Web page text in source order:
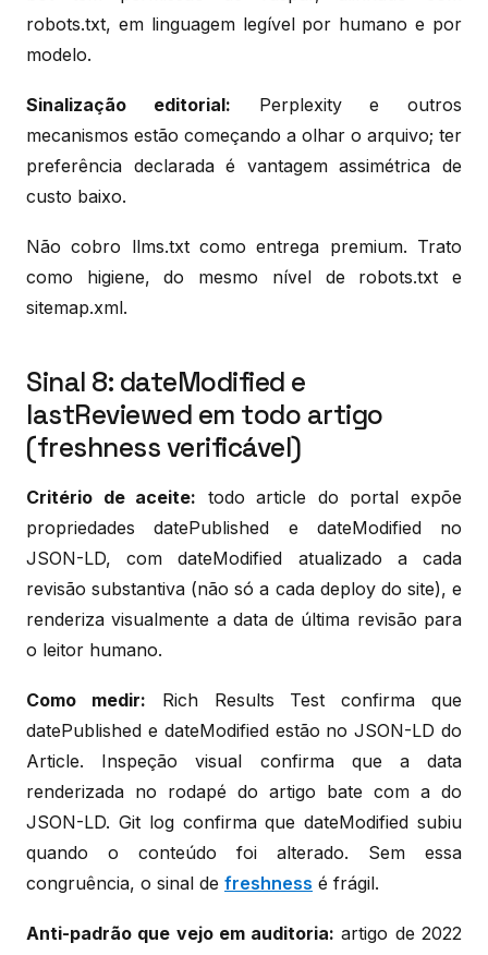
robots.txt, em linguagem legível por humano e por
modelo.
Sinalização editorial: Perplexity e outros
mecanismos estão começando a olhar o arquivo; ter
preferência declarada é vantagem assimétrica de
custo baixo.
Não cobro llms.txt como entrega premium. Trato
como higiene, do mesmo nível de robots.txt e
sitemap.xml.
Sinal 8: dateModified e
lastReviewed em todo artigo
(freshness verificável)
Critério de aceite: todo article do portal expõe
propriedades datePublished e dateModified no
JSON-LD, com dateModified atualizado a cada
revisão substantiva (não só a cada deploy do site), e
renderiza visualmente a data de última revisão para
o leitor humano.
Como medir: Rich Results Test confirma que
datePublished e dateModified estão no JSON-LD do
Article. Inspeção visual confirma que a data
renderizada no rodapé do artigo bate com a do
JSON-LD. Git log confirma que dateModified subiu
quando o conteúdo foi alterado. Sem essa
congruência, o sinal de freshness é frágil.
Anti-padrão que vejo em auditoria: artigo de 2022